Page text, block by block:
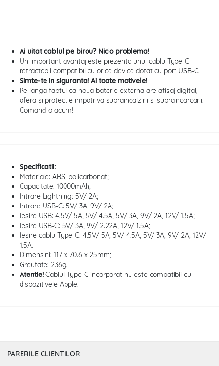
Ai uitat cablul pe birou? Nicio problema!
Un important avantaj este prezenta unui cablu Type-C
retractabil compatibil cu orice device dotat cu port USB-C.
Simte-te in siguranta! Ai toate motivele!
Pe langa faptul ca noua baterie externa are afisaj digital,
ofera si protectie impotriva supraincalzirii si supraincarcarii.
Comand-o acum!
Specificatii:
Materiale: ABS, policarbonat;
Capacitate: 10000mAh;
Intrare Lightning: 5V/ 2A;
Intrare USB-C: 5V/ 3A, 9V/ 2A;
Iesire USB: 4.5V/ 5A, 5V/ 4.5A, 5V/ 3A, 9V/ 2A, 12V/ 1.5A;
Iesire USB-C: 5V/ 3A, 9V/ 2.22A, 12V/ 1.5A;
Iesire cablu Type-C: 4.5V/ 5A, 5V/ 4.5A, 5V/ 3A, 9V/ 2A, 12V/
1.5A.
Dimensini: 117 x 70.6 x 25mm;
Greutate: 236g.
Atentie! Cablul Type-C incorporat nu este compatibil cu
dispozitivele Apple.
PARERILE CLIENTILOR